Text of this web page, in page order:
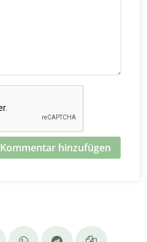
Kommentar hinzufügen